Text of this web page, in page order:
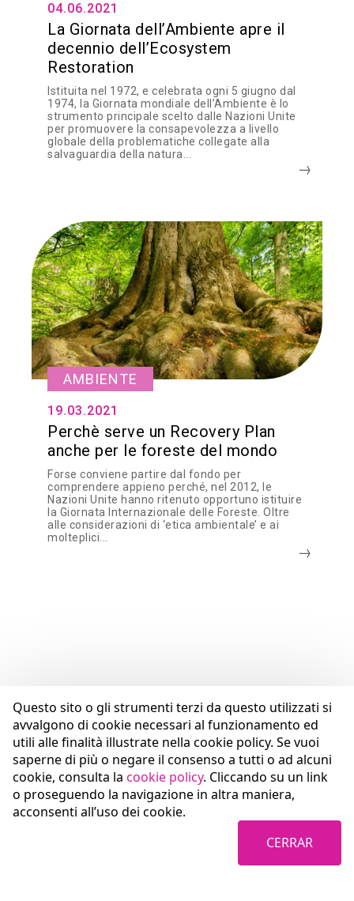
Questo sito o gli strumenti terzi da questo utilizzati si
avvalgono di cookie necessari al funzionamento ed
utili alle finalità illustrate nella cookie policy. Se vuoi
saperne di più o negare il consenso a tutti o ad alcuni
cookie, consulta la cookie policy. Cliccando su un link
o proseguendo la navigazione in altra maniera,
acconsenti all’uso dei cookie.
CERRAR
04.06.2021
La Giornata dell’Ambiente apre il
decennio dell’Ecosystem
Restoration
Istituita nel 1972, e celebrata ogni 5 giugno dal
1974, la Giornata mondiale dell’Ambiente è lo
strumento principale scelto dalle Nazioni Unite
per promuovere la consapevolezza a livello
globale della problematiche collegate alla
salvaguardia della natura...
AMBIENTE
19.03.2021
Perchè serve un Recovery Plan
anche per le foreste del mondo
Forse conviene partire dal fondo per
comprendere appieno perché, nel 2012, le
Nazioni Unite hanno ritenuto opportuno istituire
la Giornata Internazionale delle Foreste. Oltre
alle considerazioni di ‘etica ambientale’ e ai
molteplici...